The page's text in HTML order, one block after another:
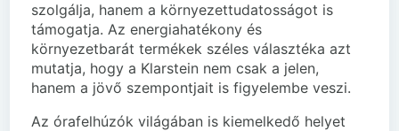
szolgálja, hanem a környezettudatosságot is
támogatja. Az energiahatékony és
környezetbarát termékek széles választéka azt
mutatja, hogy a Klarstein nem csak a jelen,
hanem a jövő szempontjait is figyelembe veszi.
Az órafelhúzók világában is kiemelkedő helyet